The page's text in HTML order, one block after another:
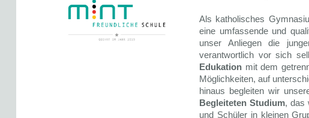
Als katholisches
eine umfassende und
unser Anliegen die
verantwortlich vor sich
Edukation mit dem
Möglichkeiten, auf
hinaus begleiten wir
Begleiteten Studium, das
und Schüler in kleinen